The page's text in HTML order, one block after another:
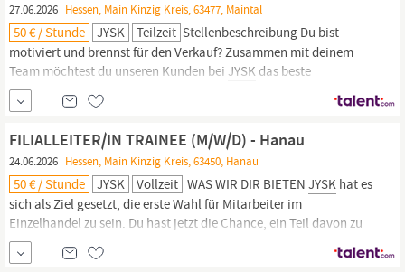
27.06.2026 Hessen, Main Kinzig Kreis, 63477, Maintal
50 € / Stunde JYSK Teilzeit Stellenbeschreibung Du bist
motiviert und brennst für den Verkauf? Zusammen mit deinem
Team möchtest du unseren Kunden bei JYSK das beste
Einkaufserlebnis bieten? Du magst Abwechslung und ein
schnelllebiges Umfeld? Dann ist die Stelle als Verkäufer das
perfekte Match für dich! WAS WIR DIR BIETEN
Ziel gesetzt, die...
FILIALLEITER/IN TRAINEE (M/W/D) - Hanau
24.06.2026 Hessen, Main Kinzig Kreis, 63450, Hanau
50 € / Stunde JYSK Vollzeit WAS WIR DIR BIETEN JYSK hat es
sich als Ziel gesetzt, die erste Wahl für Mitarbeiter im
Einzelhandel zu sein. Du hast jetzt die Chance, ein Teil davon zu
werden und zusammen mit uns an diesem großen Ziel zu
arbeiten! JYSKist ein dynamisches Unternehmen und uns ist